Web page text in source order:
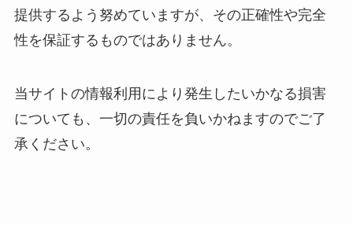
提供するよう努めていますが、その正確性や完全
性を保証するものではありません。
当サイトの情報利用により発生したいかなる損害
についても、一切の責任を負いかねますのでご了
承ください。